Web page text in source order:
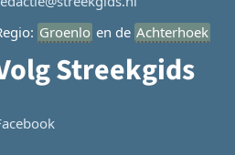
Groenlo en de Achterhoek
Streekgids